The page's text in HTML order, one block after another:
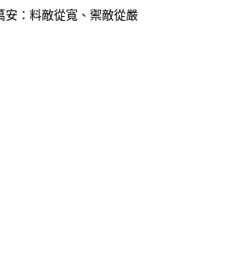
：料敵從寬、禦敵從嚴